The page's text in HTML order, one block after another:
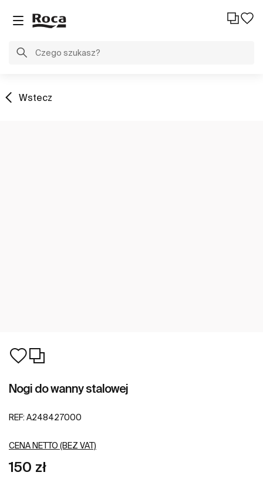
Wstecz
Nogi do wanny stalowej
REF: A248427000
CENA NETTO (BEZ VAT)
150 zł